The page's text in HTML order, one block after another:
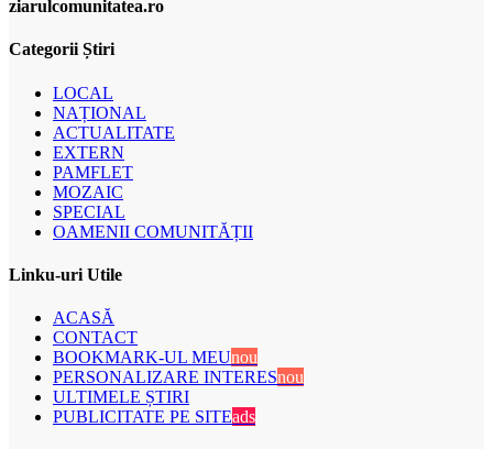
ziarulcomunitatea.ro
Categorii Știri
LOCAL
NAȚIONAL
ACTUALITATE
EXTERN
PAMFLET
MOZAIC
SPECIAL
OAMENII COMUNITĂȚII
Linku-uri Utile
ACASĂ
CONTACT
BOOKMARK-UL MEUnou
PERSONALIZARE INTERESnou
ULTIMELE ȘTIRI
PUBLICITATE PE SITEads